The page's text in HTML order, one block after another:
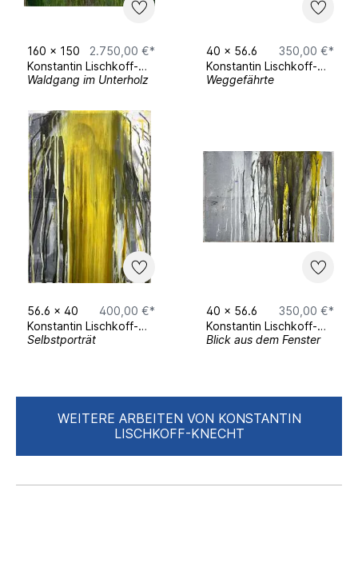
2018 Haus 10 (Fürstenfeldbruck)
2023 Kunstarkaden (München)
2024 Kunstpavillon (München)
160 x 150
2.750,00 €*
Konstantin Lischkoff-Knecht
Waldgang im Unterholz
40 x 56.6
350,00 €*
Konstantin Lischkoff-Knecht
Weggefährte
56.6 x 40
400,00 €*
Konstantin Lischkoff-Knecht
Selbstporträt
40 x 56.6
350,00 €*
Konstantin Lischkoff-Knecht
Blick aus dem Fenster
WEITERE ARBEITEN VON KONSTANTIN
LISCHKOFF-KNECHT